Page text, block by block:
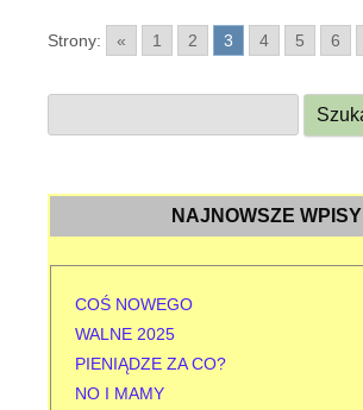
Strony: « 1 2 3 4 5 6
z
k
NAJNOWSZE WPISY
COŚ NOWEGO
WALNE 2025
PIENIĄDZE ZA CO?
NO I MAMY